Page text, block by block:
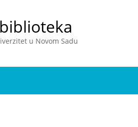
u Novom Sadu